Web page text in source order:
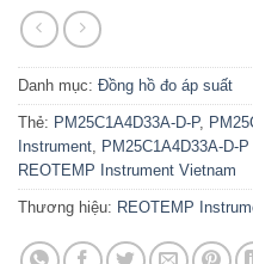
Danh mục: Đồng hồ đo áp suất
Thẻ: PM25C1A4D33A-D-P,
Instrument, PM25C1A4D33A-D-
REOTEMP Instrument Vietnam
Thương hiệu: REOTEMP